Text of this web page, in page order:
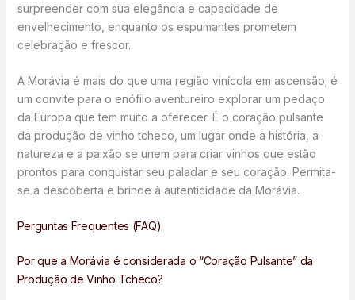
surpreender com sua elegância e capacidade de
envelhecimento, enquanto os espumantes prometem
celebração e frescor.
A Morávia é mais do que uma região vinícola em ascensão; é
um convite para o enófilo aventureiro explorar um pedaço
da Europa que tem muito a oferecer. É o coração pulsante
da produção de vinho tcheco, um lugar onde a história, a
natureza e a paixão se unem para criar vinhos que estão
prontos para conquistar seu paladar e seu coração. Permita-
se a descoberta e brinde à autenticidade da Morávia.
Perguntas Frequentes (FAQ)
Por que a Morávia é considerada o “Coração Pulsante” da
Produção de Vinho Tcheco?